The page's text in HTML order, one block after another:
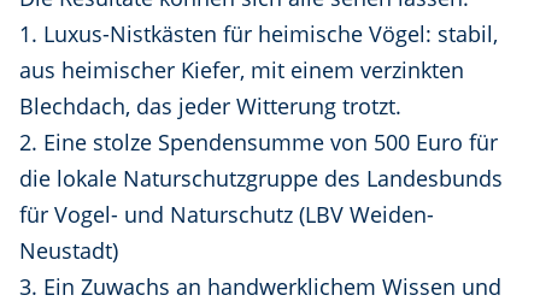
1. Luxus-Nistkästen für heimische Vögel: stabil,
aus heimischer Kiefer, mit einem verzinkten
Blechdach, das jeder Witterung trotzt.
2. Eine stolze Spendensumme von 500 Euro für
die lokale Naturschutzgruppe des Landesbunds
für Vogel- und Naturschutz (LBV Weiden-
Neustadt)
3. Ein Zuwachs an handwerklichem Wissen und